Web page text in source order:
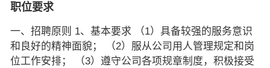
职位要求
一、招聘原则 1、基本要求 （1）具备较强的服务意识
和良好的精神面貌； （2）服从公司用人管理规定和岗
位工作安排； （3）遵守公司各项规章制度，积极接受